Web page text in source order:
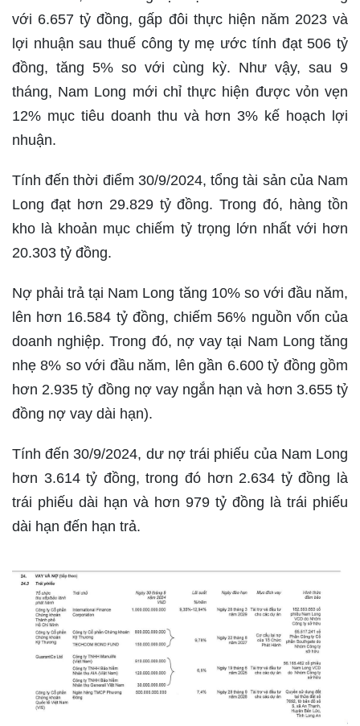
với 6.657 tỷ đồng, gấp đôi thực hiện năm 2023 và
lợi nhuận sau thuế công ty mẹ ước tính đạt 506 tỷ
đồng, tăng 5% so với cùng kỳ. Như vậy, sau 9
tháng, Nam Long mới chỉ thực hiện được vỏn vẹn
12% mục tiêu doanh thu và hơn 3% kế hoạch lợi
nhuận.
Tính đến thời điểm 30/9/2024, tổng tài sản của Nam
Long đạt hơn 29.829 tỷ đồng. Trong đó, hàng tồn
kho là khoản mục chiếm tỷ trọng lớn nhất với hơn
20.303 tỷ đồng.
Nợ phải trả tại Nam Long tăng 10% so với đầu năm,
lên hơn 16.584 tỷ đồng, chiếm 56% nguồn vốn của
doanh nghiệp. Trong đó, nợ vay tại Nam Long tăng
nhẹ 8% so với đầu năm, lên gần 6.600 tỷ đồng gồm
hơn 2.935 tỷ đồng nợ vay ngắn hạn và hơn 3.655 tỷ
đồng nợ vay dài hạn).
Tính đến 30/9/2024, dư nợ trái phiếu của Nam Long
hơn 3.614 tỷ đồng, trong đó hơn 2.634 tỷ đồng là
trái phiếu dài hạn và hơn 979 tỷ đồng là trái phiếu
dài hạn đến hạn trả.